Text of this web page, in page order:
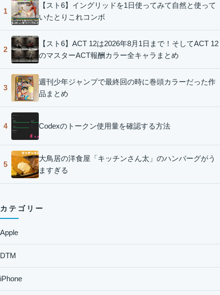
1
【スト6】イングリッドを1日使ってみて自然と使って
いたとりこれコンボ
2
【スト6】ACT 12は2026年8月1日まで！そしてACT 12
のマスターACT報酬カラー全キャラまとめ
3
週刊少年ジャンプで最終回の時に巻頭カラーだった作
品まとめ
4 Codexのトークン使用量を確認する方法
5
大鳥居の洋食屋「キッチンさん太」のハンバーグがう
ますぎる
カテゴリー
Apple
DTM
iPhone